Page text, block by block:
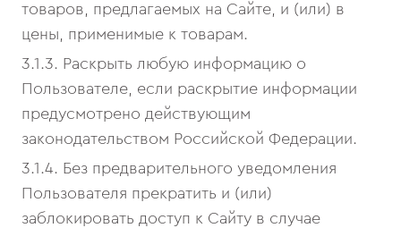
товаров, предлагаемых на Сайте, и (или) в
цены, применимые к товарам.
3.1.3. Раскрыть любую информацию о
Пользователе, если раскрытие информации
предусмотрено действующим
законодательством Российской Федерации.
3.1.4. Без предварительного уведомления
Пользователя прекратить и (или)
заблокировать доступ к Сайту в случае